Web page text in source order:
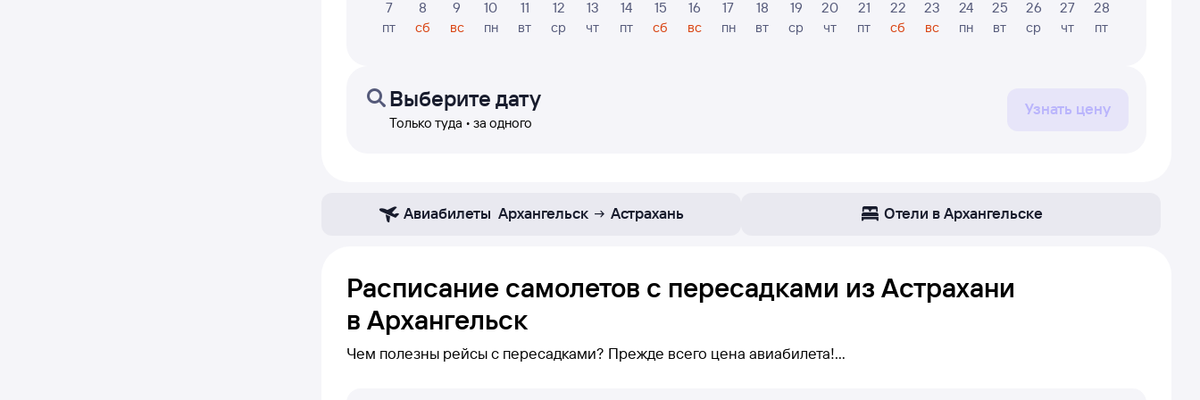
7
пт
8
сб
9
вс
10
пн
11
вт
12
ср
13
чт
14
пт
15
сб
16
вс
17
пн
18
вт
19
ср
20
чт
21
пт
22
сб
23
вс
24
пн
25
вт
26
ср
27
чт
28
пт
Выберите дату
Только туда • за одного
Узнать цену
Авиабилеты Архангельск Астрахань Отели в Архангельске
Расписание самолетов с пересадками из Астрахани
в Архангельск
Чем полезны рейсы с пересадками? Прежде всего цена авиабилета!